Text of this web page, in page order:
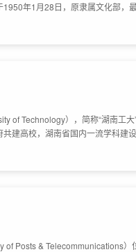
年1月28日，原隶属文化部，
of Technology），简称“湖南工
建高校，湖南省国内一流学科建
of Posts & Telecommunications